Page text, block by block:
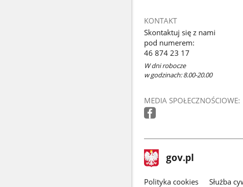
KONTAKT
Skontaktuj się z nami
pod numerem:
46 874 23 17
W dni robocze
w godzinach: 8.00-20.00
MEDIA SPOŁECZNOŚCIOWE:
stopka
gov.pl Strona
gov.pl
gov.pl
Polityka cookies Służba